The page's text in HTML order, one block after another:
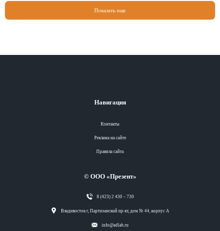
Показать еще
Навигация
Контакты
Реклама на сайте
Правила сайта
© ООО «Презент»
8 (423) 2 430 – 730
Владивосток г, Партизанский пр-кт, дом № 44, корпус А
info@adlab.ru